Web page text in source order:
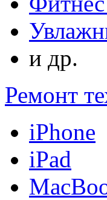
и др.
Ремонт
iPhone
iPad